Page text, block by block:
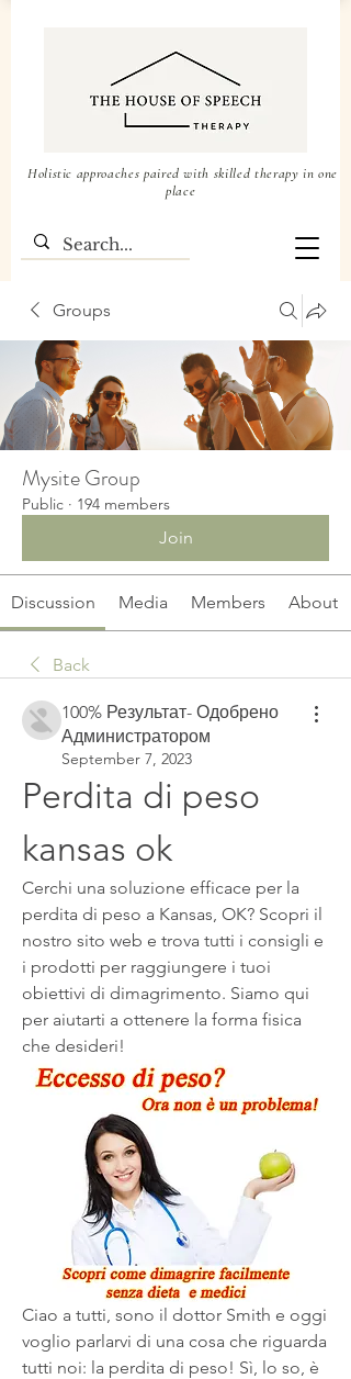
Holistic approaches paired with skilled therapy in one
place
Groups
Mysite Group
Public · 194 members
Join
Discussion Media Members About
Back
100% Результат- Одобрено
Администратором
September 7, 2023
Perdita di peso
kansas ok
Cerchi una soluzione efficace per la
perdita di peso a Kansas, OK? Scopri il
nostro sito web e trova tutti i consigli e
i prodotti per raggiungere i tuoi
obiettivi di dimagrimento. Siamo qui
per aiutarti a ottenere la forma fisica
che desideri!
Ciao a tutti, sono il dottor Smith e oggi
voglio parlarvi di una cosa che riguarda
tutti noi: la perdita di peso! Sì, lo so, è